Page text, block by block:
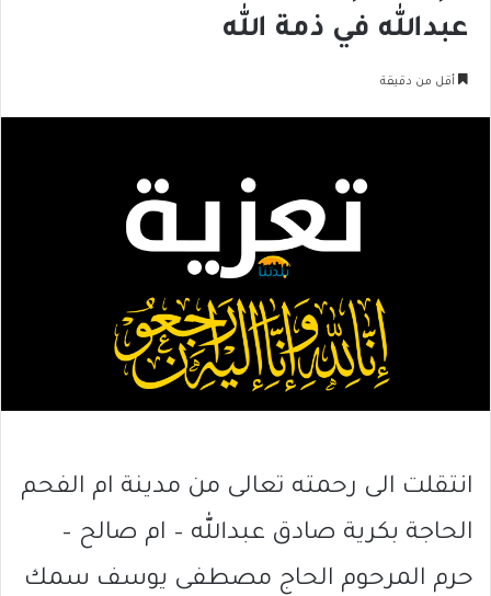
عبدالله في ذمة الله
أقل من دقيقة
انتقلت الى رحمته تعالى من مدينة ام الفحم
الحاجة بكرية صادق عبدالله – ام صالح –
حرم المرحوم الحاج مصطفى يوسف سمك